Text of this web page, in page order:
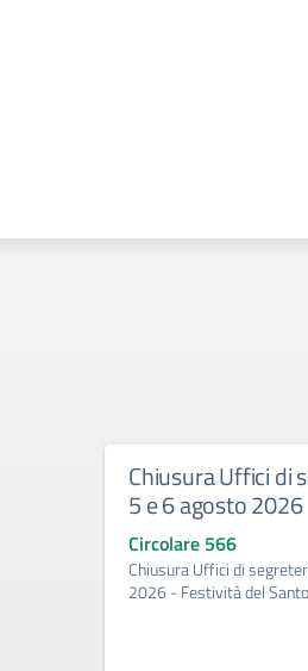
Chiusura Uffici di
5 e 6 agosto 2026
Circolare 566
Chiusura Uffici di
2026 - Festività del